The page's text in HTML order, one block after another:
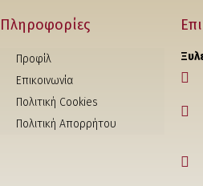
Πληροφορίες
Προφίλ
Επικοινωνία
Πολιτική Cookies
Πολιτική Απορρήτου